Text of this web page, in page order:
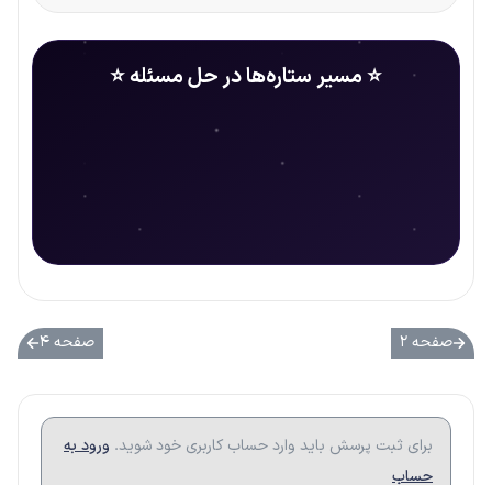
⭐ مسیر ستاره‌ها در حل مسئله ⭐
صفحه ۲ صفحه ۴
برای ثبت پرسش باید وارد حساب کاربری خود شوید. ورود به
حساب